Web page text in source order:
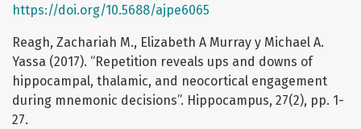
https://doi.org/10.5688/ajpe6065
Reagh, Zachariah M., Elizabeth A Murray y Michael A.
Yassa (2017). “Repetition reveals ups and downs of
hippocampal, thalamic, and neocortical engagement
during mnemonic decisions”. Hippocampus, 27(2), pp. 1-
27.